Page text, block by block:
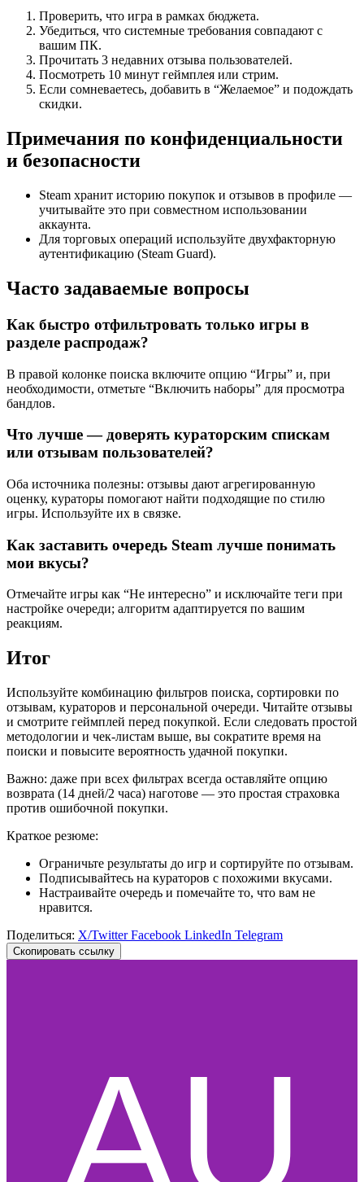
Проверить, что игра в рамках бюджета.
Убедиться, что системные требования совпадают с
вашим ПК.
Прочитать 3 недавних отзыва пользователей.
Посмотреть 10 минут геймплея или стрим.
Если сомневаетесь, добавить в “Желаемое” и подождать
скидки.
Примечания по конфиденциальности
и безопасности
Steam хранит историю покупок и отзывов в профиле —
учитывайте это при совместном использовании
аккаунта.
Для торговых операций используйте двухфакторную
аутентификацию (Steam Guard).
Часто задаваемые вопросы
Как быстро отфильтровать только игры в
разделе распродаж?
В правой колонке поиска включите опцию “Игры” и, при
необходимости, отметьте “Включить наборы” для просмотра
бандлов.
Что лучше — доверять кураторским спискам
или отзывам пользователей?
Оба источника полезны: отзывы дают агрегированную
оценку, кураторы помогают найти подходящие по стилю
игры. Используйте их в связке.
Как заставить очередь Steam лучше понимать
мои вкусы?
Отмечайте игры как “Не интересно” и исключайте теги при
настройке очереди; алгоритм адаптируется по вашим
реакциям.
Итог
Используйте комбинацию фильтров поиска, сортировки по
отзывам, кураторов и персональной очереди. Читайте отзывы
и смотрите геймплей перед покупкой. Если следовать простой
методологии и чек‑листам выше, вы сократите время на
поиски и повысите вероятность удачной покупки.
Важно: даже при всех фильтрах всегда оставляйте опцию
возврата (14 дней/2 часа) наготове — это простая страховка
против ошибочной покупки.
Краткое резюме:
Ограничьте результаты до игр и сортируйте по отзывам.
Подписывайтесь на кураторов с похожими вкусами.
Настраивайте очередь и помечайте то, что вам не
нравится.
Поделиться: X/TwitterFacebook LinkedIn Telegram
Скопировать ссылку